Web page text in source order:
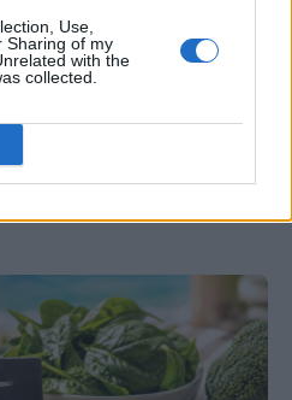
Use,
Sharing of my
with the
collected.